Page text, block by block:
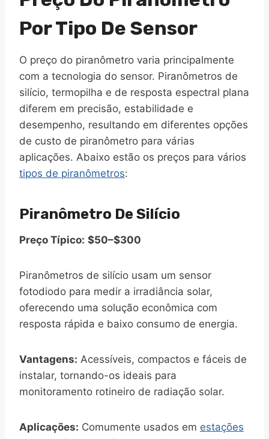
Por Tipo De Sensor
O preço do piranômetro varia principalmente
com a tecnologia do sensor. Piranômetros de
silício, termopilha e de resposta espectral plana
diferem em precisão, estabilidade e
desempenho, resultando em diferentes opções
de custo de piranômetro para várias
aplicações. Abaixo estão os preços para vários
tipos de piranômetros:
Piranômetro De Silício
Preço Típico: $50–$300
Piranômetros de silício usam um sensor
fotodiodo para medir a irradiância solar,
oferecendo uma solução econômica com
resposta rápida e baixo consumo de energia.
Vantagens: Acessíveis, compactos e fáceis de
instalar, tornando-os ideais para
monitoramento rotineiro de radiação solar.
Aplicações: Comumente usados em estações